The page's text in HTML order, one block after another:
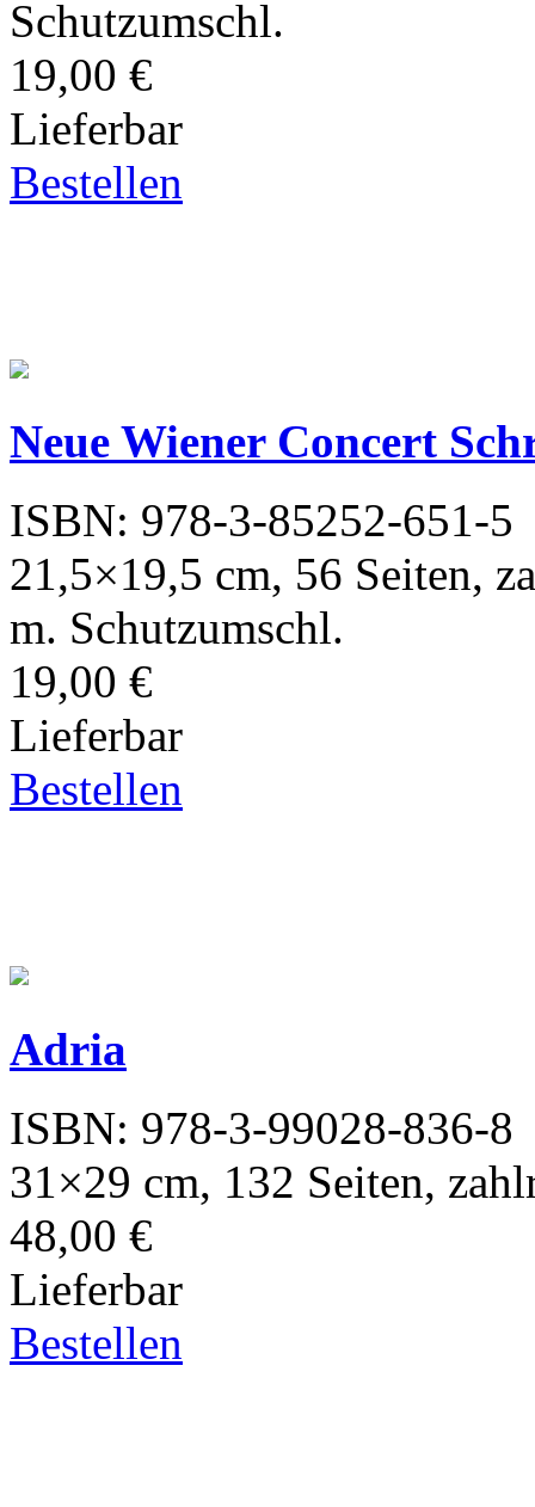
Schutzumschl.
19,00 €
Lieferbar
Bestellen
Neue Wiener Concert
ISBN: 978-3-85252-651-5
21,5×19,5 cm, 56 Seiten,
m. Schutzumschl.
19,00 €
Lieferbar
Bestellen
Adria
ISBN: 978-3-99028-836-8
31×29 cm, 132 Seiten,
48,00 €
Lieferbar
Bestellen